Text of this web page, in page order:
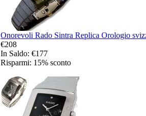
Onorevoli Rado Sintra Replica Orologio
€208
In Saldo: €177
Risparmi: 15% sconto